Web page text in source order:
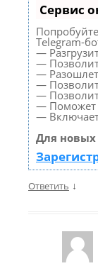
Сервис
Telegram-
—
— Позволит
—
—
—
— Поможет
—
Для новых
Ответить ↓